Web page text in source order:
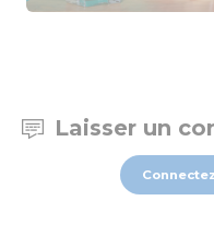
Laisser un